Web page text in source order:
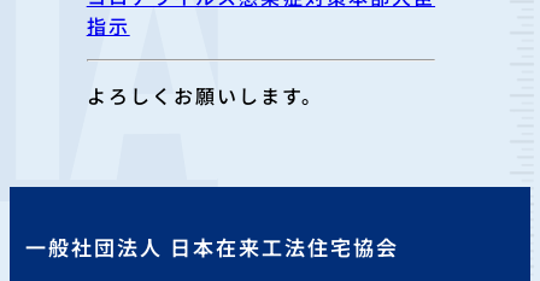
指示
よろしくお願いします。
一般社団法人 日本在来工法住宅協会